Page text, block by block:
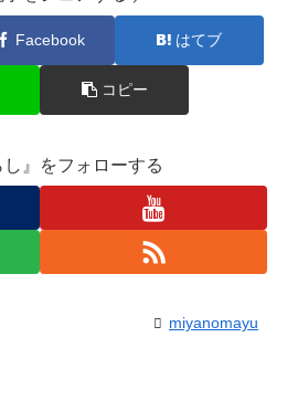
Facebook はてブ
コピー
し』をフォローする
miyanomayu